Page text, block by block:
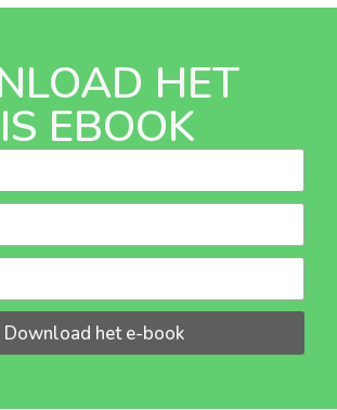
HET
EBOOK
Download het e-book